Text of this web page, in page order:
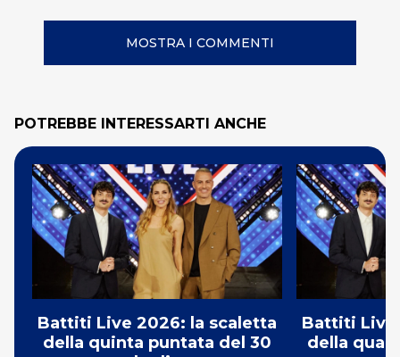
MOSTRA I COMMENTI
POTREBBE INTERESSARTI ANCHE
Battiti Live 2026: la scaletta
della quinta puntata del 30
Battiti Live
della